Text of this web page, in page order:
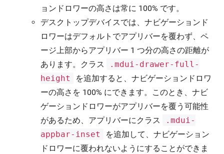
ョンドロワーの高さは常に 100% です。
デスクトップデバイスでは、ナビゲーションド
ロワーはデフォルトでアプリバーを覆わず、ペ
ージ上部からアプリバー 1 つ分の高さの距離が
あります。クラス
.mdui-drawer-full-
height
を追加すると、ナビゲーションドロワ
ーの高さを 100% にできます。このとき、ナビ
ゲーションドロワーがアプリバーを覆う可能性
があるため、アプリバーにクラス
.mdui-
appbar-inset
を追加して、ナビゲーション
ドロワーに覆われないようにすることができま